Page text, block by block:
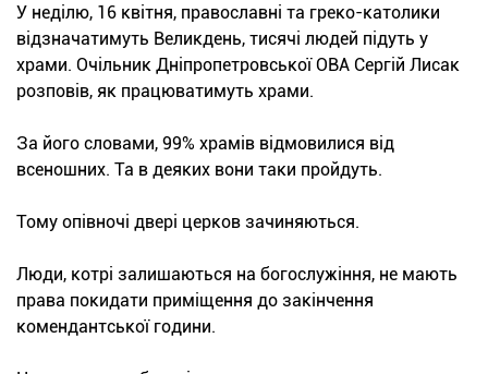
У неділю, 16 квітня, православні та греко-католики
відзначатимуть Великдень, тисячі людей підуть у
храми. Очільник Дніпропетровської ОВА Сергій Лисак
розповів, як працюватимуть храми.
За його словами, 99% храмів відмовилися від
всеношних. Та в деяких вони таки пройдуть.
Тому опівночі двері церков зачиняються.
Люди, котрі залишаються на богослужіння, не мають
права покидати приміщення до закінчення
комендантської години.